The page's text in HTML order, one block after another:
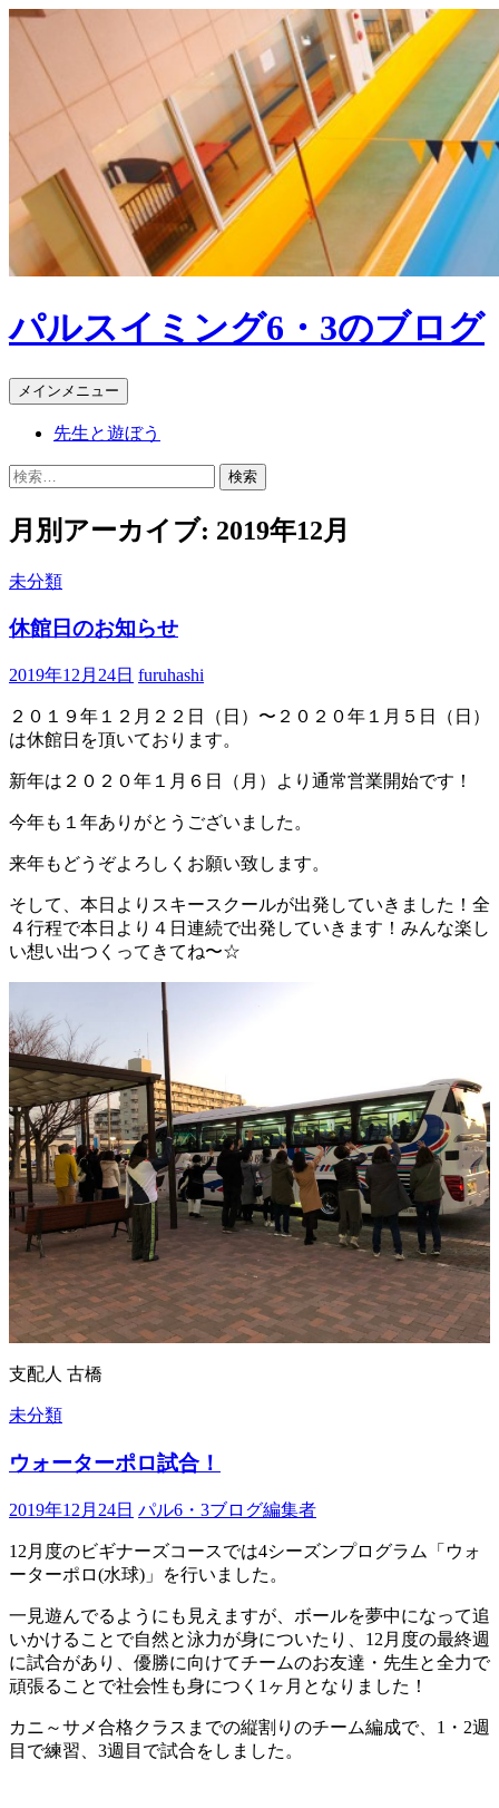
パルスイミング6・3のブログ
検
索
メインメニュー コ
テ
ス
先生と遊ぼう
検
月別アーカイブ: 2019年12月
未分類
休館日のお知らせ
2019年12月24日 furuhashi
２０１９年１２月２２日（日）〜２０２０年１月５日（日）
は休館日を頂いております。
新年は２０２０年１月６日（月）より通常営業開始です！
今年も１年ありがとうございました。
来年もどうぞよろしくお願い致します。
そして、本日よりスキースクールが出発していきました！全
４行程で本日より４日連続で出発していきます！みんな楽し
い想い出つくってきてね〜☆
支配人 古橋
未分類
ウォーターポロ試合！
2019年12月24日 パル6・3ブログ編集者
12月度のビギナーズコースでは4シーズンプログラム「ウォ
ーターポロ(水球)」を行いました。
一見遊んでるようにも見えますが、ボールを夢中になって追
いかけることで自然と泳力が身についたり、12月度の最終週
に試合があり、優勝に向けてチームのお友達・先生と全力で
頑張ることで社会性も身につく1ヶ月となりました！
カニ～サメ合格クラスまでの縦割りのチーム編成で、1・2週
目で練習、3週目で試合をしました。